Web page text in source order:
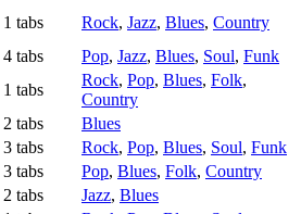
1 tabs Rock, Jazz, Blues, Country
4 tabs Pop, Jazz, Blues, Soul, Funk
1 tabs
Rock, Pop, Blues, Folk,
Country
2 tabs
Blues
3 tabs Rock, Pop, Blues, Soul, Funk
3 tabs Pop, Blues, Folk, Country
2 tabs Jazz, Blues